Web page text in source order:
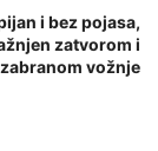
i bez pojasa,
zatvorom i
zabranom vožnje